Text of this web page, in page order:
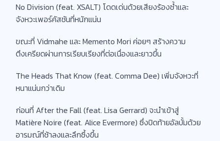
No Division (feat. XSALT) โดดเด่นด้วยเสียงร้องซ้ำและ
จังหวะเพอร์คัสชันที่หนักแน่น
ขณะที่ Vidmahe และ Memento Mori ค่อยๆ สร้างความ
ตึงเครียดผ่านการเรียบเรียงที่ต่อเนื่องและยาวขึ้น
The Heads That Know (feat. Comma Dee) เพิ่มจังหวะที่
หนาแน่นกว่าเดิม
ก่อนที่ After the Fall (feat. Lisa Gerrard) จะนำเข้าสู่
Matière Noire (feat. Alice Evermore) ซึ่งปิดท้ายอัลบั้มด้วย
อารมณ์ที่ช้าลงและลึกซึ้งขึ้น